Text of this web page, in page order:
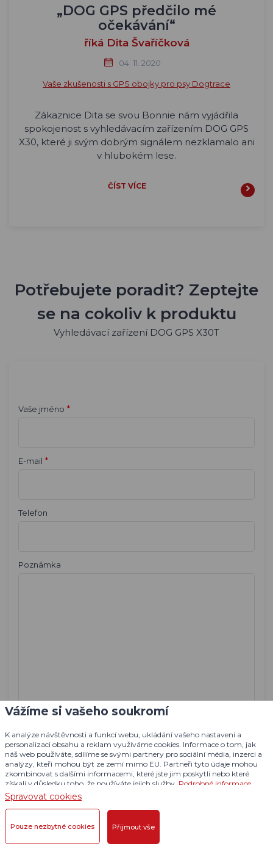
„DOG GPS předčilo mé
očekávání“
říká Dita Švaříčková
04. 11. 2020
Vaše zkušenosti s GPS obojky pro psy Dogtrace
Zákaznice Dita se svou Bonnie nám vyjádřila
spokojenost s vyhledávacím zařízením DOG GPS
X30, které ji svým dobrým signálem nezklamalo ani
v hlubokém lese.
ČÍST VÍCE
Potřebujete poradit? Zeptejte
se na cokoliv k produktu
Vyhledávací zařízení DOG GPS X30T
Vaše jméno *
E-mail *
Telefon
Poznámka
Více informací o tom, jak zpracováváme osobní údaje
najdete v našichZásadách zpracování osobních údajů.
Vážíme si vašeho soukromí
K analýze návštěvnosti a funkcí webu, ukládání vašeho nastavení a
personalizaci obsahu a reklam využíváme cookies. Informace o tom, jak
náš web používáte, sdílíme se svými partnery pro sociální média, inzerci a
analýzy, kteří mohou být ze zemí mimo EU. Partneři tyto údaje mohou
zkombinovat s dalšími informacemi, které jste jim poskytli nebo které
získali v důsledku toho, že používáte jejich služby. Podrobné informace
Spravovat cookies
Pouze nezbytné cookies Přijmout vše